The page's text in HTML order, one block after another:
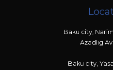
Baku city,
Azadlig
Baku city,